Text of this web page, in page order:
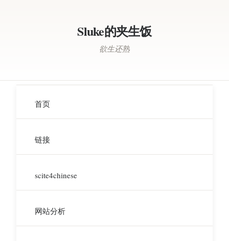
Sluke的夹生饭
欲生还熟
首页
链接
scite4chinese
网站分析